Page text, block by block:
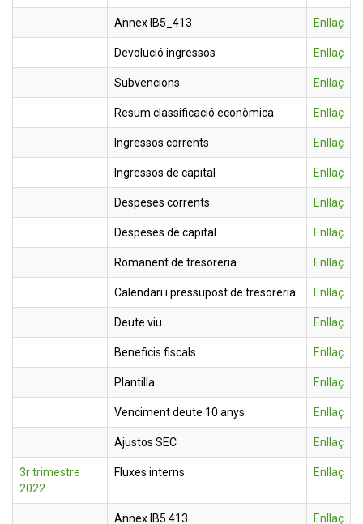
Annex IB5_413 Enllaç
Devolució ingressos Enllaç
Subvencions Enllaç
Resum classificació econòmica Enllaç
Ingressos corrents Enllaç
Ingressos de capital Enllaç
Despeses corrents Enllaç
Despeses de capital Enllaç
Romanent de tresoreria Enllaç
Calendari i pressupost de tresoreria Enllaç
Deute viu Enllaç
Beneficis fiscals Enllaç
Plantilla Enllaç
Venciment deute 10 anys Enllaç
Ajustos SEC Enllaç
3r trimestre
2022
Fluxes interns Enllaç
Annex IB5 413 Enllaç